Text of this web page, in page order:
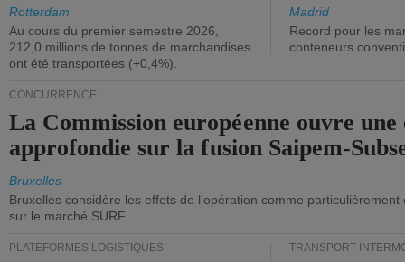
Rotterdam
Au cours du premier semestre 2026,
212,0 millions de tonnes de marchandises
ont été transportées (+0,4%).
Madrid
Record pour les
conteneurs
CONCURRENCE
La Commission européenne ouvre une
approfondie sur la fusion Saipem-
Bruxelles
Bruxelles considère les effets de l'opération comme
sur le marché SURF.
PLATEFORMES LOGISTIQUES TRANSPORT